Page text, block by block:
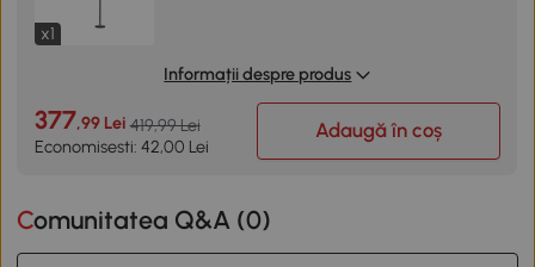
x1
Informații despre produs
377,99 Lei 419,99 Lei
Economisesti: 42,00 Lei
Adaugă în coș
Comunitatea Q&A (0)